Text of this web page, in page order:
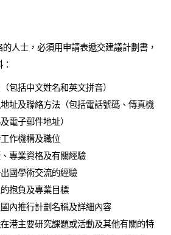
人士，必須用申請表遞交建議計劃書，
包括中文姓名和英文拼音）
址及聯絡方法（包括電話號碼、傳真機
電子郵件地址）
作機構及職位
專業資格及有關經驗
國學術交流的經驗
抱負及專業目標
內推行計劃名稱及詳細內容
港主要研究課題或活動及其他有關的特